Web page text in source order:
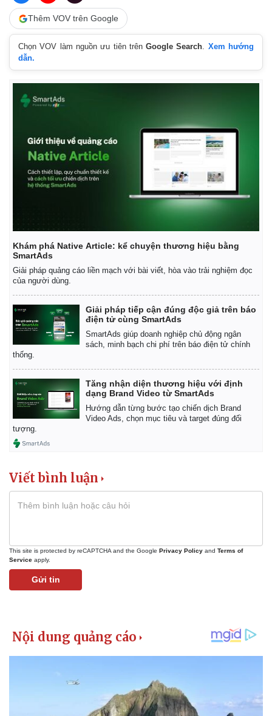
Kinh tế
Bất động sản
Khởi nghiệp
Thị trường
Giá vàng
Tiêu dùng
Tỷ giá
Thêm VOV trên Google
Chọn VOV làm nguồn ưu tiên trênGoogle Search. Xem hướng
dẫn.
Khám phá Native Article: kể chuyện thương hiệu bằng
SmartAds
Giải pháp quảng cáo liền mạch với bài viết, hòa vào trải nghiệm đọc
của người dùng.
Giải pháp tiếp cận đúng độc giả trên báo
điện tử cùng SmartAds
SmartAds giúp doanh nghiệp chủ động ngân
sách, minh bạch chi phí trên báo điện tử chính
thống.
Tăng nhận diện thương hiệu với định
dạng Brand Video từ SmartAds
Hướng dẫn từng bước tạo chiến dịch Brand
Video Ads, chọn mục tiêu và target đúng đối
tượng.
Viết bình luận
This site is protected by reCAPTCHA and the Google Privacy Policy and Terms of
Service apply.
Gửi tin